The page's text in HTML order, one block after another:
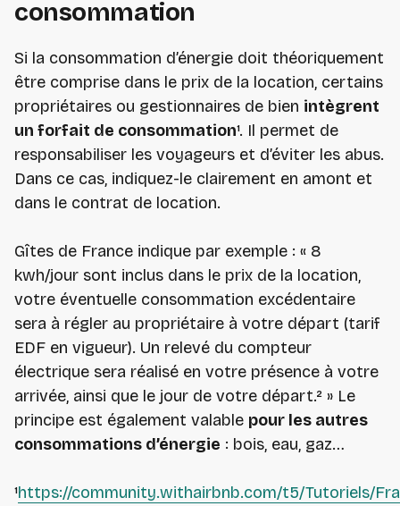
consommation
Si la consommation d’énergie doit théoriquement
être comprise dans le prix de la location, certains
propriétaires ou gestionnaires de bien intègrent
un forfait de consommation¹. Il permet de
responsabiliser les voyageurs et d’éviter les abus.
Dans ce cas, indiquez-le clairement en amont et
dans le contrat de location.
Gîtes de France indique par exemple : « 8
kwh/jour sont inclus dans le prix de la location,
votre éventuelle consommation excédentaire
sera à régler au propriétaire à votre départ (tarif
EDF en vigueur). Un relevé du compteur
électrique sera réalisé en votre présence à votre
arrivée, ainsi que le jour de votre départ.² » Le
principe est également valable pour les autres
consommations d’énergie : bois, eau, gaz…
¹https://community.withairbnb.com/t5/Tutoriels/